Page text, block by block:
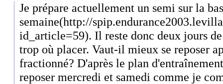
Je prépare actuellement un semi sur la
semaine(http://
id_article=59). Il reste donc deux jours de
trop où placer. Vaut-il mieux se reposer
fractionné? D'après le plan
reposer mercredi et samedi comme je